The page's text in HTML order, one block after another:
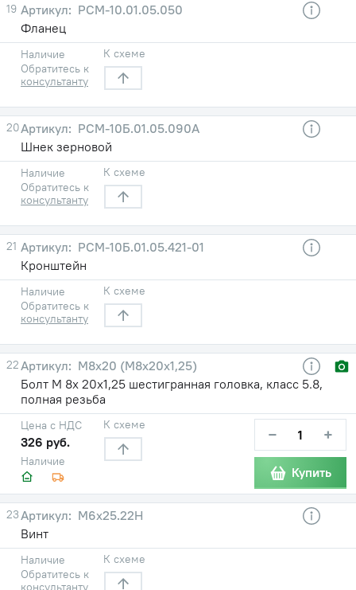
19
РСМ-10.01.05.050
Фланец
Наличие
Обратитесь к
консультанту
К схеме
20
РСМ-10Б.01.05.090А
Шнек зерновой
Наличие
Обратитесь к
консультанту
К схеме
21
РСМ-10Б.01.05.421-01
Кронштейн
Наличие
Обратитесь к
консультанту
К схеме
22
М8х20 (М8х20х1,25)
Болт М 8х 20х1,25 шестигранная головка, класс 5.8,
полная резьба
Наличие
Цена с НДС
326 руб.
К схеме − +
Купить
23
М6х25.22Н
Винт
Наличие
Обратитесь к
консультанту
К схеме